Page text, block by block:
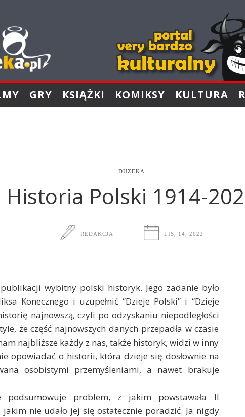
GRY KSIĄŻKI KOMIKSY KULTURA
DUZEKA
Historia Polski 1914-
REDAKCJA LIS, 14, 2022
wybitny polski historyk. Jego zadanie było
Konecznego i uzupełnić “Dzieje Polski” i “Dzieje
najnowszą, czyli po odzyskaniu niepodległości
że część najnowszych danych przepadła w czasie
najbliższe każdy z nas, także historyk, widzi w inny
opowiadać o historii, która dzieje się dosłownie na
osobistymi przemyśleniami, a nawet brakuje
podsumowuje problem, z jakim powstawała II
nie udało jej się ostatecznie poradzić. Ja nigdy